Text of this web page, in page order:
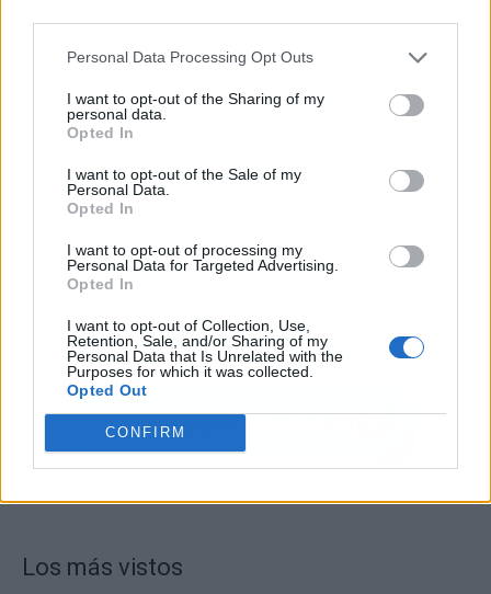
Personal Data Processing Opt Outs
I want to opt-out of the Sharing of my
personal data.
Opted In
I want to opt-out of the Sale of my
Personal Data.
Opted In
I want to opt-out of processing my
Personal Data for Targeted Advertising.
Opted In
I want to opt-out of Collection, Use,
Retention, Sale, and/or Sharing of my
Personal Data that Is Unrelated with the
Purposes for which it was collected.
Opted Out
CONFIRM
Los más vistos